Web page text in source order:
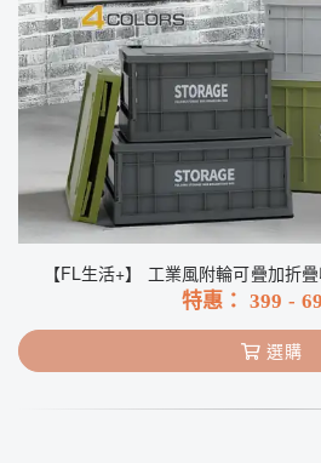
【FL生活+】 工業風附輪可疊加折
特惠： 399 -
選購